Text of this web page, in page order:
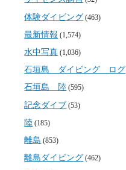
体験ダイビング (463)
最新情報 (1,574)
水中写真 (1,036)
石垣島 ダイビング ログ
石垣島 陸 (595)
記念ダイブ (53)
陸 (185)
離島 (853)
離島ダイビング (462)